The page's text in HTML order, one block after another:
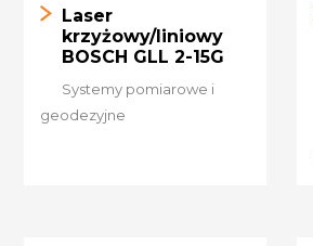
Laser
krzyżowy/liniowy
BOSCH GLL 2-15G
Systemy pomiarowe i
geodezyjne